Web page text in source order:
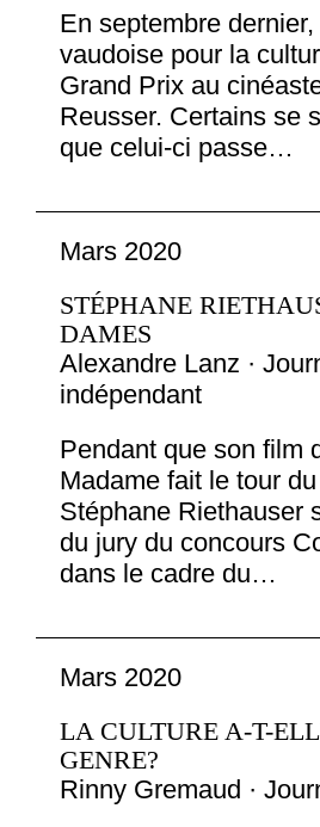
En septembre
vaudoise pour la
Grand Prix au
Reusser. Certains se
que celui-ci passe…
Mars 2020
STÉPHANE
DAMES
Alexandre Lanz ·
indépendant
Pendant que son film
Madame fait le tour
Stéphane Riethauser
du jury du concours
dans le cadre du…
Mars 2020
LA CULTURE A-T-
GENRE?
Rinny Gremaud ·